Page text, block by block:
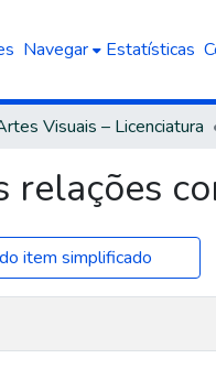
Navegar Estatísticas
Visuais – Licenciatura
item simplificado